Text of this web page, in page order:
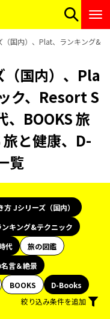
国内）、Plat、ランキング&
（国内）、Pla
ク、Resort S
BOOKS 旅
と健康、D-
覧
方 Jシリーズ（国内）
ンキング&テクニック
代
旅の図鑑
言＆絶景
BOOKS
D-Books
絞り込み条件を追加